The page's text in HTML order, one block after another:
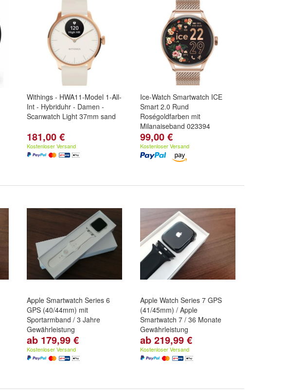
Withings - HWA11-Model 1-All-
Int - Hybriduhr - Damen -
Scanwatch Light 37mm sand
181,00 €
Kostenloser Versand
Ice-Watch Smartwatch ICE
Smart 2.0 Rund
Roségoldfarben mit
Milanaiseband 023394
99,00 €
Kostenloser Versand
Apple Smartwatch Series 6
GPS (40/44mm) mit
Sportarmband / 3 Jahre
Gewährleistung
Gehäuse - Größe:
44 mm
ab 179,99 €
Kostenloser Versand
Apple Watch Series 7 GPS
(41/45mm) / Apple
Smartwatch 7 / 36 Monate
Gewährleistung
Farbe:Mitternacht
Grünundweitere ...
ab 219,99 €
Kostenloser Versand